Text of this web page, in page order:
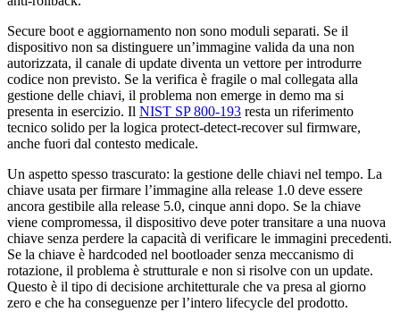
Secure boot e aggiornamento non sono moduli separati. Se il
dispositivo non sa distinguere un’immagine valida da una non
autorizzata, il canale di update diventa un vettore per introdurre
codice non previsto. Se la verifica è fragile o mal collegata alla
gestione delle chiavi, il problema non emerge in demo ma si
presenta in esercizio. Il NIST SP 800-193 resta un riferimento
tecnico solido per la logica protect-detect-recover sul firmware,
anche fuori dal contesto medicale.
Un aspetto spesso trascurato: la gestione delle chiavi nel tempo. La
chiave usata per firmare l’immagine alla release 1.0 deve essere
ancora gestibile alla release 5.0, cinque anni dopo. Se la chiave
viene compromessa, il dispositivo deve poter transitare a una nuova
chiave senza perdere la capacità di verificare le immagini precedenti.
Se la chiave è hardcoded nel bootloader senza meccanismo di
rotazione, il problema è strutturale e non si risolve con un update.
Questo è il tipo di decisione architetturale che va presa al giorno
zero e che ha conseguenze per l’intero lifecycle del prodotto.